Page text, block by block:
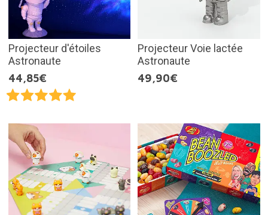
Projecteur d'étoiles
Astronaute
44,85€
Projecteur Voie lactée
Astronaute
49,90€